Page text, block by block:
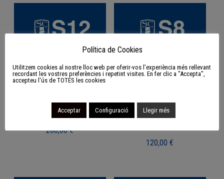
S12 Pack d’entrenament
200,00€
S8 Pack de material
120,00€
Política de Cookies
Utilitzem cookies al nostre lloc web per oferir-vos l’experiència més rellevant
recordant les vostres preferències i repetint visites. En fer clic a "Accepta",
accepteu l'ús de TOTES les cookies
Acceptar Configuració Llegir més